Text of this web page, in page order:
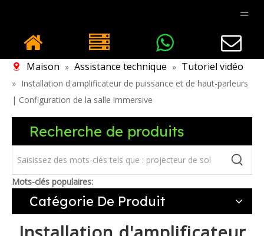
Maison » Assistance technique » Tutoriel vidéo
» Installation d'amplificateur de puissance et de haut-parleurs
| Configuration de la salle immersive
Recherche de produits
Mots-clés populaires:
Catégorie De Produit